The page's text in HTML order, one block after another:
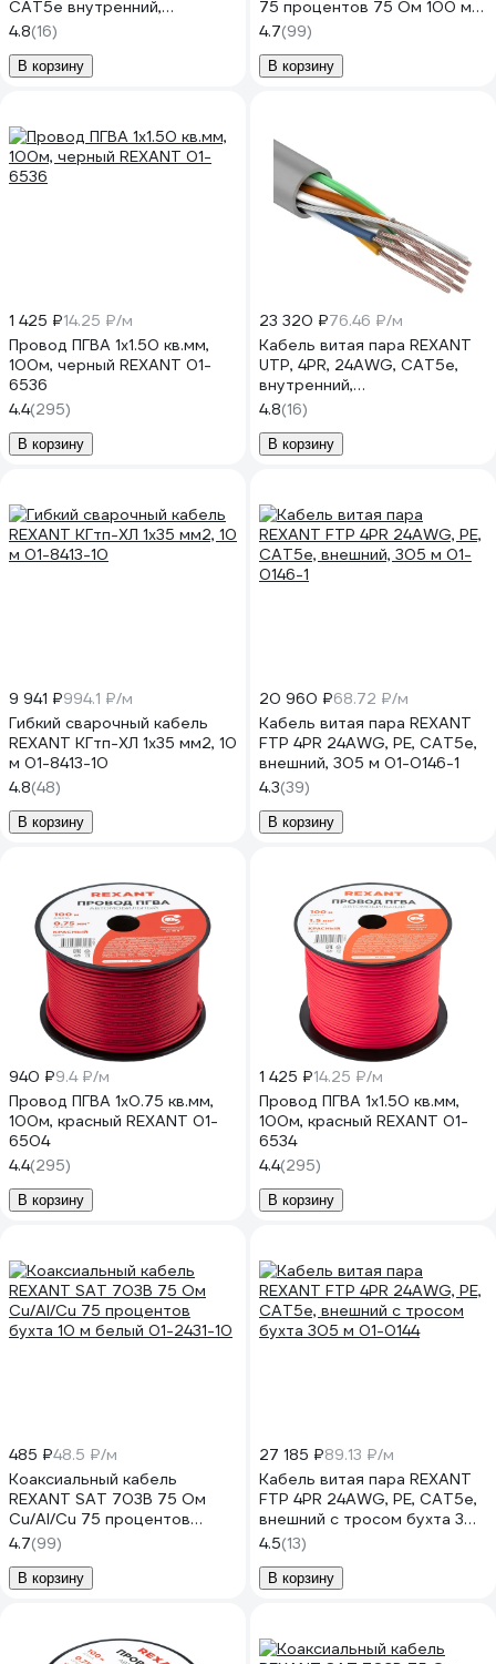
CAT5e внутренний,
многопроволочный, 305 м
01-0145
4.8(16)
В корзину
75 процентов 75 Ом 100 м
белый 01-2431
4.7(99)
В корзину
1 425 ₽14.25 ₽/м
Провод ПГВА 1х1.50 кв.мм,
100м, черный REXANT 01-
6536
4.4(295)
В корзину
23 320 ₽76.46 ₽/м
Кабель витая пара REXANT
UTP, 4PR, 24AWG, CAT5e,
внутренний,
многопроволочный, 305м
01-0044
4.8(16)
В корзину
9 941 ₽994.1 ₽/м
Гибкий сварочный кабель
REXANT КГтп-ХЛ 1х35 мм2, 10
м 01-8413-10
4.8(48)
В корзину
20 960 ₽68.72 ₽/м
Кабель витая пара REXANT
FTP 4PR 24AWG, PE, CAT5e,
внешний, 305 м 01-0146-1
4.3(39)
В корзину
940 ₽9.4 ₽/м
Провод ПГВА 1х0.75 кв.мм,
100м, красный REXANT 01-
6504
4.4(295)
В корзину
1 425 ₽14.25 ₽/м
Провод ПГВА 1х1.50 кв.мм,
100м, красный REXANT 01-
6534
4.4(295)
В корзину
485 ₽48.5 ₽/м
Коаксиальный кабель
REXANT SAT 703B 75 Ом
Cu/Al/Cu 75 процентов
бухта 10 м белый 01-2431-10
4.7(99)
В корзину
27 185 ₽89.13 ₽/м
Кабель витая пара REXANT
FTP 4PR 24AWG, PE, CAT5e,
внешний с тросом бухта 305
м 01-0144
4.5(13)
В корзину